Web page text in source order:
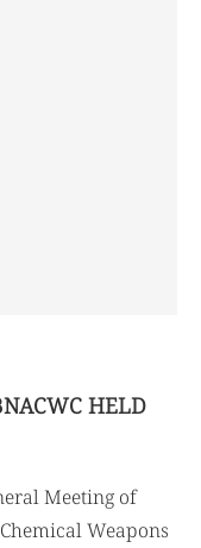
HELD
Meeting of
Weapons